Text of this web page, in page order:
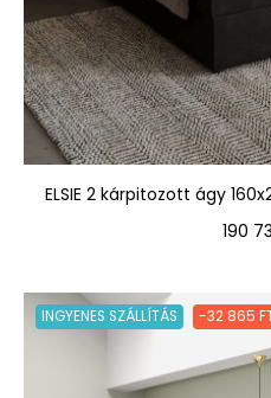
ELSIE 2 kárpitozott ágy
Ár
190
INGYENES SZÁLLÍTÁS -32 865